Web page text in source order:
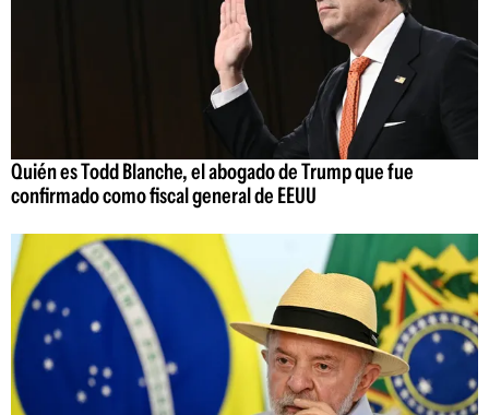
Quién es Todd Blanche, el abogado de Trump que fue
confirmado como fiscal general de EEUU